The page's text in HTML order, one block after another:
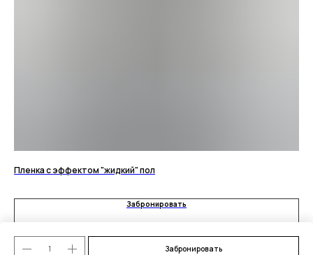
Забронировать
Пленка с эффектом "жидкий" пол
Забронировать